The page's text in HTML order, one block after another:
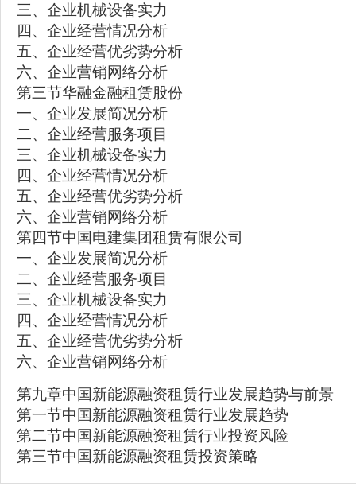
三、企业机械设备实力
四、企业经营情况分析
五、企业经营优劣势分析
六、企业营销网络分析
第三节华融金融租赁股份
一、企业发展简况分析
二、企业经营服务项目
三、企业机械设备实力
四、企业经营情况分析
五、企业经营优劣势分析
六、企业营销网络分析
第四节中国电建集团租赁有限公司
一、企业发展简况分析
二、企业经营服务项目
三、企业机械设备实力
四、企业经营情况分析
五、企业经营优劣势分析
六、企业营销网络分析
第九章中国新能源融资租赁行业发展趋势与前景
第一节中国新能源融资租赁行业发展趋势
第二节中国新能源融资租赁行业投资风险
第三节中国新能源融资租赁投资策略